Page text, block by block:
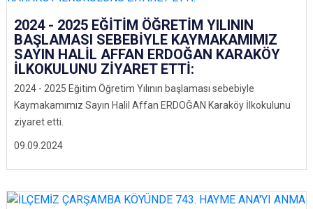
09.09.2024
2024 - 2025 EĞİTİM ÖĞRETİM YILININ
BAŞLAMASI SEBEBİYLE KAYMAKAMIMIZ
SAYIN HALİL AFFAN ERDOĞAN KARAKÖY
İLKOKULUNU ZİYARET ETTİ:
2024 - 2025 Eğitim Öğretim Yılının başlaması sebebiyle
Kaymakamımız Sayın Halil Affan ERDOĞAN Karaköy İlkokulunu
ziyaret etti.